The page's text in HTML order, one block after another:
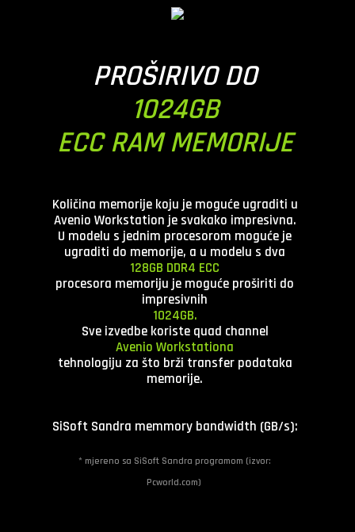
PROŠIRIVO DO
1024GB
ECC RAM MEMORIJE
Količina memorije koju je moguće ugraditi u
Avenio Workstation je svakako impresivna.
U modelu s jednim procesorom moguće je
ugraditi do
128GB DDR4 ECC
memorije, a u modelu s dva
procesora memoriju je moguće proširiti do
impresivnih
1024GB.
Sve izvedbe
Avenio Workstationa
koriste quad channel
tehnologiju za što brži transfer podataka
memorije.
SiSoft Sandra memmory bandwidth (GB/s):
* mjereno sa SiSoft Sandra programom (izvor:
Pcworld.com)